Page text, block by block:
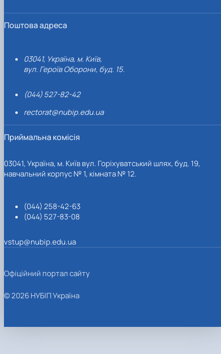
Поштова адреса
03041, Україна, м. Київ,
вул. Героїв Оборони, буд. 15.
(044) 527-82-42
rectorat@nubip.edu.ua
Приймальна комісія
03041, Україна, м. Київ вул. Горіхуватський шлях, буд. 19,
навчальний корпус № 1, кімната № 12.
(044) 258-42-63
(044) 527-83-08
vstup@nubip.edu.ua
Офіційний портал сайту
© 2026 НУБІП Україна